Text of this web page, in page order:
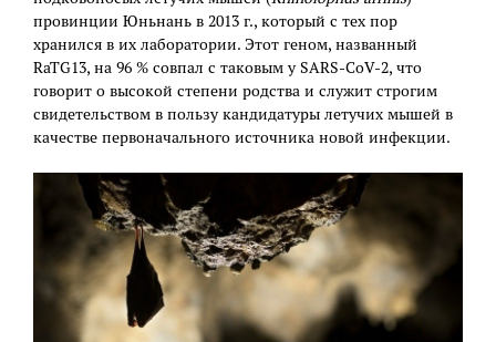
провинции Юньнань в 2013 г., который с тех пор
хранился в их лаборатории. Этот геном, названный
RaTG13, на 96 % совпал с таковым у SARS-CoV-2, что
говорит о высокой степени родства и служит строгим
свидетельством в пользу кандидатуры летучих мышей в
качестве первоначального источника новой инфекции.